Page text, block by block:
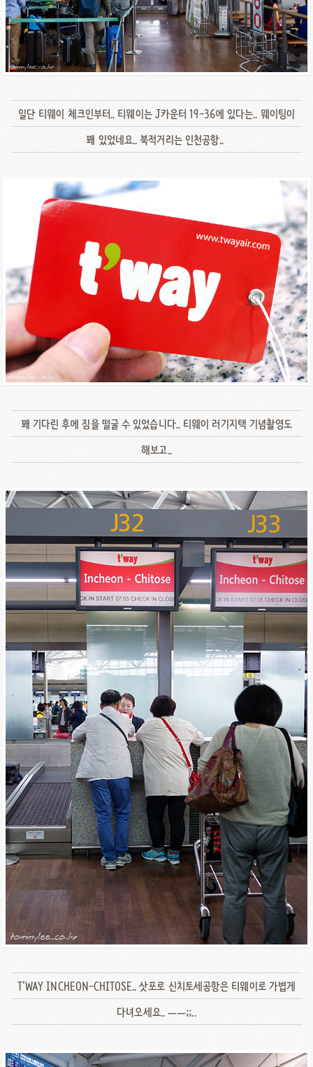
일단 티웨이 체크인부터.. 티웨이는 J카운터 19-36에 있다는.. 웨이팅이
꽤 있었네요.. 북적거리는 인천공항..
꽤 기다린 후에 짐을 떨굴 수 있었습니다.. 티웨이 러기지택 기념촬영도
해보고..
T'WAY INCHEON-CHITOSE.. 삿포로 신치토세공항은 티웨이로 가볍게
다녀오세요.. ㅡㅡ;;..